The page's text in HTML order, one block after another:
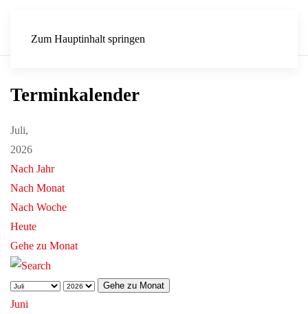
Zum Hauptinhalt springen
Terminkalender
Juli,
2026
Nach Jahr
Nach Monat
Nach Woche
Heute
Gehe zu Monat
Gehe zu Monat
Juni